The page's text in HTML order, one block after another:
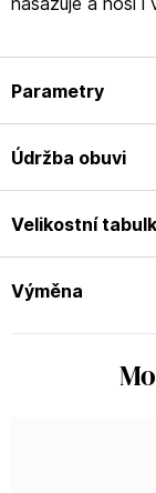
Parametry
Údržba obuvi
Velikostní
Výměna